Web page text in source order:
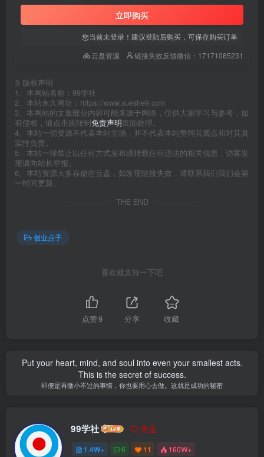
立即购买
您当前未登录！建议登陆后购买，可保存购买订单
云盘资源
链接失效反馈微信：17171085231
© 版权声明
1、本网站名称：99学社
2、本站永久网址：https://www.xueshe9.com
3、本网站的文章部分内容可能来源于网络，仅供大家学习与参考，如
有侵权，请点击跳转到免责声明页面处理。
4、本站一切资源不代表本站立场，并不代表本站赞同其观点和对其真
实性负责。
5、本站一律禁止以任何方式发布或转载任何违法的相关信息，访客发
现请向站长举报。
6、本站资源大多存储在云盘，如发现链接失效，请联系我们我们会第
一时间更新。
THE END
创业点子
喜欢就支持一下吧
点赞9 分享 收藏
Put your heart, mind, and soul into even your smallest acts.
This is the secret of success.
即便是再微小不过的事情，你也要用心去做。这就是成功的秘密
99学社 关注
1.4W+ 6 11 160W+